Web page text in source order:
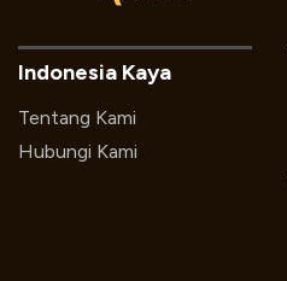
Indonesia Kaya
Tentang Kami
Hubungi Kami